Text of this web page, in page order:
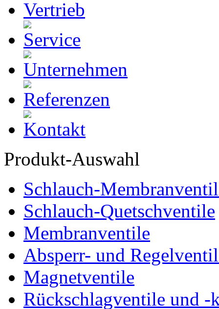
Produkt-Auswahl
Schlauch-
Schlauch-Quetschventile
Membranventile
Absperr- und
Magnetventile
Rückschlagventile und -